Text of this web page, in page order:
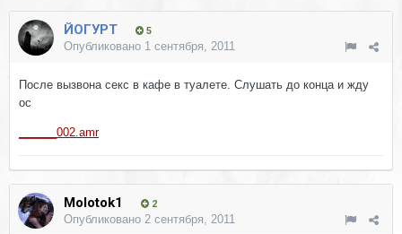
ЙОГУРТ 5
Опубликовано 1 сентября, 2011
После вызвона секс в кафе в туалете. Слушать до конца и жду
ос
______002.amr
Molotok1 2
Опубликовано 2 сентября, 2011